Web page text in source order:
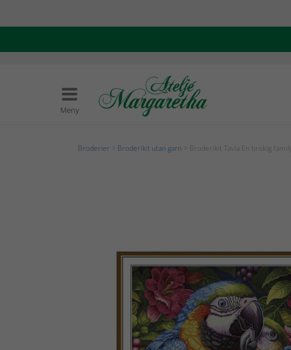
Meny
Broderier Broderikit utan garn > Broderikit Tavla En brokig familj